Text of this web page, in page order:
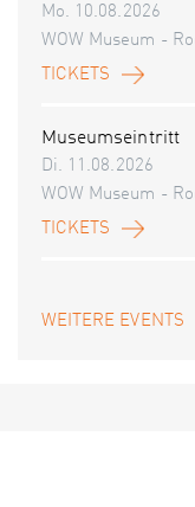
Mo. 10.08.2026
WOW Museum -
TICKETS
Museumseintritt
Di. 11.08.2026
WOW Museum -
TICKETS
WEITERE EVENTS